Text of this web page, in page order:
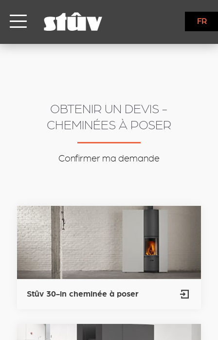
FR
OBTENIR UN DEVIS -
CHEMINÉES À POSER
Confirmer ma demande
Stûv 30-in cheminée à poser